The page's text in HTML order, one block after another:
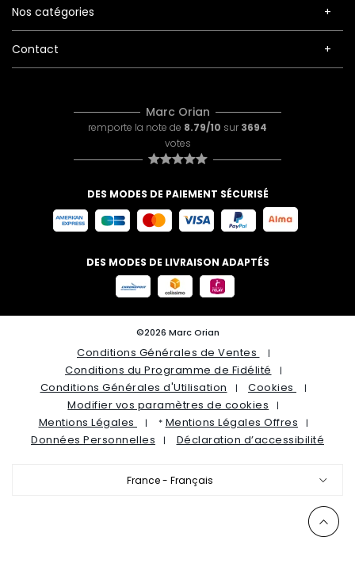
Nos catégories
Contact
Marc Orian
remporte la note de 8.79/10 sur 3694
votes
DES MODES DE PAIEMENT SÉCURISÉ
DES MODES DE LIVRAISON ADAPTÉS
©2026 Marc Orian
Conditions Générales de Ventes
Conditions du Programme de Fidélité
Conditions Générales d'Utilisation
Cookies
Modifier vos paramètres de cookies
Mentions Légales
* Mentions Légales Offres
Données Personnelles
Déclaration d’accessibilité
France - Français